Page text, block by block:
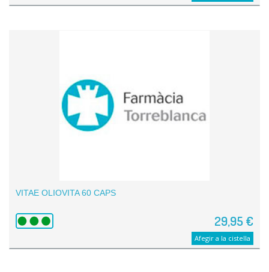
VITAE OLIOVITA 60 CAPS
29,95 €
Afegir a la cistella